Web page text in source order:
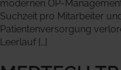
modernen OP-
Suchzeit pro Mitarbeiter
Patientenversorgung
Leerlauf […]